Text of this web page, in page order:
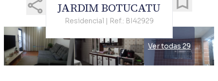
JARDIM BOTUCATU
Residencial | Ref.: BI42929
Ver todas 29